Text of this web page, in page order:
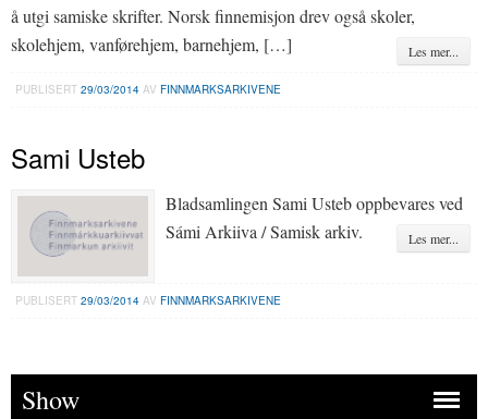
å utgi samiske skrifter. Norsk finnemisjon drev også skoler,
skolehjem, vanførehjem, barnehjem, […]
Les mer...
PUBLISERT29/03/2014 AVFINNMARKSARKIVENE
Sami Usteb
Bladsamlingen Sami Usteb oppbevares ved
Sámi Arkiiva / Samisk arkiv.
Les mer...
PUBLISERT29/03/2014 AVFINNMARKSARKIVENE
Show